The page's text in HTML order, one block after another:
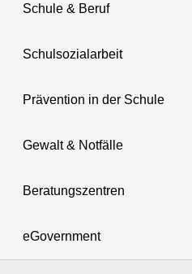
Schule & Beruf
Schulsozialarbeit
Prävention in der Schule
Gewalt & Notfälle
Beratungszentren
eGovernment